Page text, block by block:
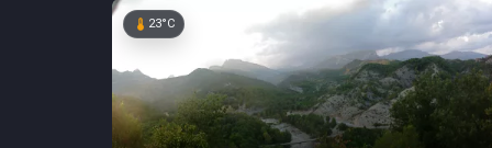
device_thermostat 23°C